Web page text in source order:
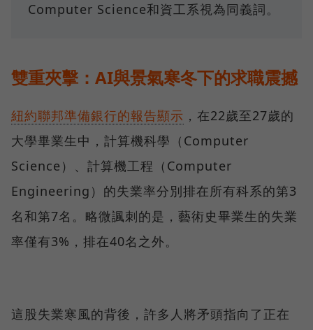
Computer Science和資工系視為同義詞。
雙重夾擊：AI與景氣寒冬下的求職震撼
紐約聯邦準備銀行的報告顯示 ，在22歲至27歲的
大學畢業生中，計算機科學（Computer
Science）、計算機工程（Computer
Engineering）的失業率分別排在所有科系的第3
名和第7名。略微諷刺的是，藝術史畢業生的失業
率僅有3%，排在40名之外。
這股失業寒風的背後，許多人將矛頭指向了正在